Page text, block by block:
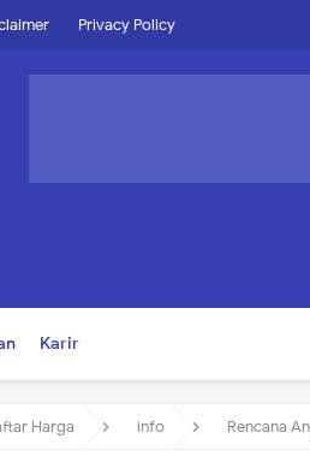
Privacy Policy
Karir
Harga info Rencana Anggaran